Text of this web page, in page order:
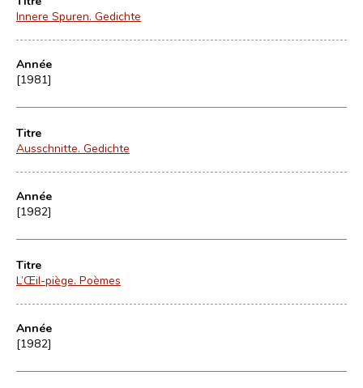
Innere Spuren. Gedichte
Année
[1981]
Titre
Ausschnitte. Gedichte
Année
[1982]
Titre
L’Œil-piège. Poèmes
Année
[1982]